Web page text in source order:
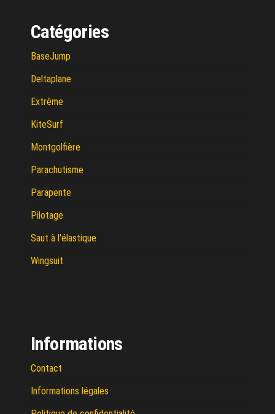
Catégories
BaseJump
Deltaplane
Extrême
KiteSurf
Montgolfière
Parachutisme
Parapente
Pilotage
Saut à l'élastique
Wingsuit
Informations
Contact
Informations légales